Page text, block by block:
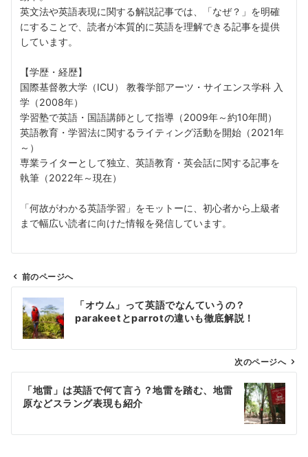
英文法や英語表現に関する解説記事では、「なぜ？」を明確
にすることで、読者が本質的に英語を理解できる記事を提供
しています。
【学歴・経歴】
国際基督教大学（ICU） 教養学部アーツ・サイエンス学科 入
学（2008年）
学習塾で英語・国語講師として指導（2009年～約10年間）
英語教育・学習法に関するライティング活動を開始（2021年
～）
専業ライターとして独立、英語教育・英会話に関する記事を
執筆（2022年～現在）
「何故がわかる英語学習」をモットーに、初心者から上級者
まで幅広い読者に向けた情報を発信しています。
ン
前のページへ
「オウム」って英語でなんていうの？
parakeetとparrotの違いも徹底解説！
次のページへ
「地雷」は英語で何て言う？地雷を踏む、地雷
原などスラング表現も紹介